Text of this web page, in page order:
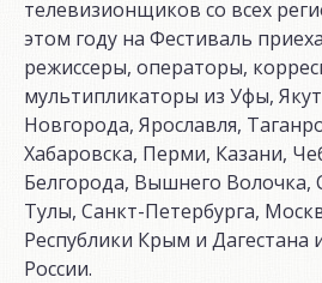
телевизионщиков со всех
этом году на Фестиваль
режиссеры, операторы,
мультипликаторы из Уфы,
Новгорода, Ярославля,
Хабаровска, Перми, Казани,
Белгорода, Вышнего Волочка,
Тулы, Санкт-Петербурга,
Республики Крым и Дагестана
России.